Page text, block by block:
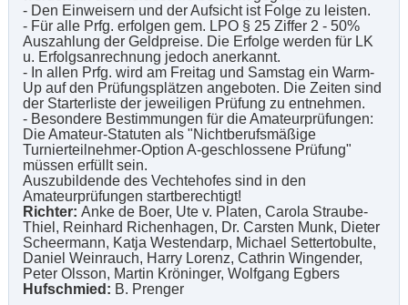
- Den Einweisern und der Aufsicht ist Folge zu leisten.
- Für alle Prfg. erfolgen gem. LPO § 25 Ziffer 2 - 50%
Auszahlung der Geldpreise. Die Erfolge werden für LK
u. Erfolgsanrechnung jedoch anerkannt.
- In allen Prfg. wird am Freitag und Samstag ein Warm-
Up auf den Prüfungsplätzen angeboten. Die Zeiten sind
der Starterliste der jeweiligen Prüfung zu entnehmen.
- Besondere Bestimmungen für die Amateurprüfungen:
Die Amateur-Statuten als "Nichtberufsmäßige
Turnierteilnehmer-Option A-geschlossene Prüfung"
müssen erfüllt sein.
Auszubildende des Vechtehofes sind in den
Amateurprüfungen startberechtigt!
Richter: Anke de Boer, Ute v. Platen, Carola Straube-
Thiel, Reinhard Richenhagen, Dr. Carsten Munk, Dieter
Scheermann, Katja Westendarp, Michael Settertobulte,
Daniel Weinrauch, Harry Lorenz, Cathrin Wingender,
Peter Olsson, Martin Kröninger, Wolfgang Egbers
Hufschmied: B. Prenger